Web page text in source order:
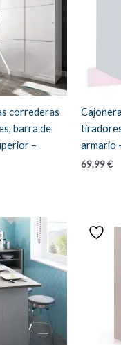
correderas
barra de
–
armario
69,99€